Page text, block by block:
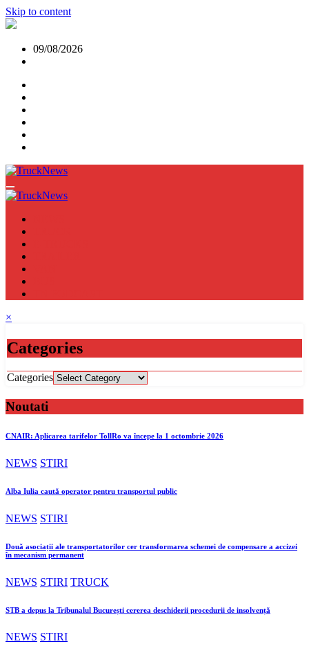
Skip to content
09/08/2026
×
Categories
Categories
Noutati
CNAIR: Aplicarea tarifelor TollRo va începe la 1 octombrie 2026
NEWS STIRI
Alba Iulia caută operator pentru transportul public
NEWS STIRI
Două asociații ale transportatorilor cer transformarea schemei de compensare a accizei
în mecanism permanent
NEWS STIRI TRUCK
STB a depus la Tribunalul București cererea deschiderii procedurii de insolvență
NEWS STIRI